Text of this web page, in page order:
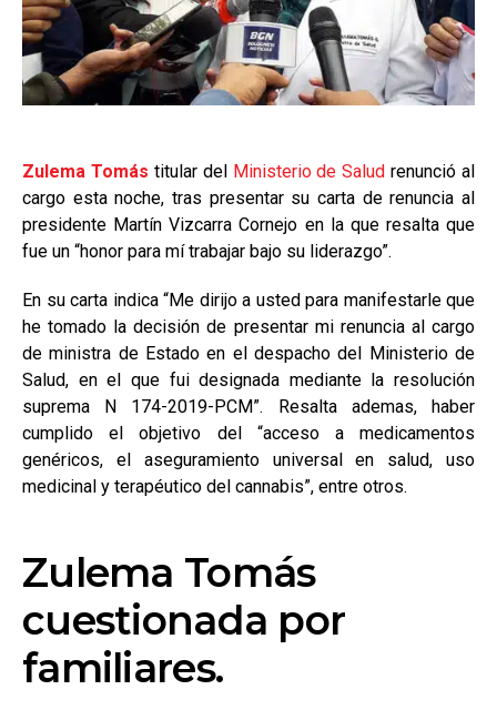
Zulema Tomás titular del Ministerio de Salud renunció al
cargo esta noche, tras presentar su carta de renuncia al
presidente Martín Vizcarra Cornejo en la que resalta que
fue un “honor para mí trabajar bajo su liderazgo”.
En su carta indica “Me dirijo a usted para manifestarle que
he tomado la decisión de presentar mi renuncia al cargo
de ministra de Estado en el despacho del Ministerio de
Salud, en el que fui designada mediante la resolución
suprema N 174-2019-PCM”. Resalta ademas, haber
cumplido el objetivo del “acceso a medicamentos
genéricos, el aseguramiento universal en salud, uso
medicinal y terapéutico del cannabis”, entre otros.
Zulema Tomás
cuestionada por
familiares.